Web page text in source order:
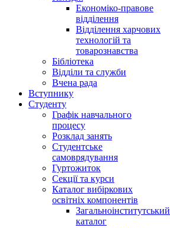
Економіко-правове
відділення
Відділення харчових
технологій та
товарознавства
Бібліотека
Відділи та служби
Вчена рада
Вступнику
Студенту
Графік навчального
процесу
Розклад занять
Студентське
самоврядування
Гуртожиток
Секції та курси
Каталог вибіркових
освітніх компонентів
Загальноінститутський
каталог